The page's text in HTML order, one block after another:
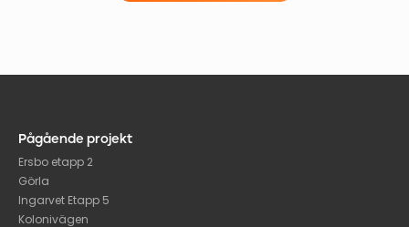
Pågående projekt
Ersbo etapp 2
Görla
Ingarvet Etapp 5
Kolonivägen